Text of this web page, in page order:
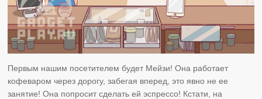
Первым нашим посетителем будет Мейзи! Она работает
кофеваром через дорогу, забегая вперед, это явно не ее
занятие! Она попросит сделать ей эспрессо! Кстати, на